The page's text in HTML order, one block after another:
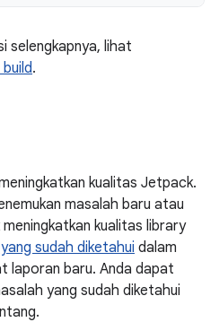
selengkapnya, lihat
.
kualitas Jetpack.
masalah baru atau
kualitas library
sudah diketahui dalam
laporan baru. Anda dapat
yang sudah diketahui